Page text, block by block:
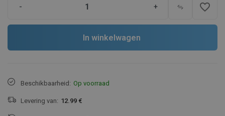
- + favorite_border
In winkelwagen
Beschikbaarheid: Op voorraad
Levering van: 12.99 €